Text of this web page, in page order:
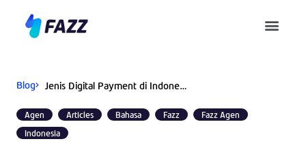
Blog Jenis Digital Payment di Indonesia: EDC dan QRIS
Agen Articles Bahasa Fazz
Fazz Agen
Indonesia